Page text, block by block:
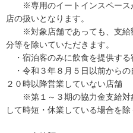
※専用のイートインスペース
店の扱いとなります。
※対象店舗であっても、支給
分等を除いていただきます。
・宿泊客のみに飲食を提供する
・令和３年８月５日以前からの
２０時以降営業していない店舗
※第１～３期の協力金支給対
して時短・休業している場合を除